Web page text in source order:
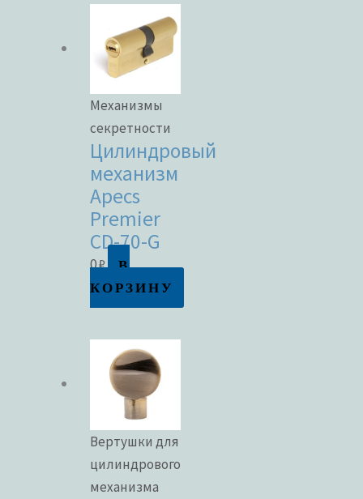
Механизмы
секретности
Цилиндровый
механизм
Apecs
Premier
CD-70-G
0₽
В
КОРЗИНУ
Вертушки для
цилиндрового
механизма